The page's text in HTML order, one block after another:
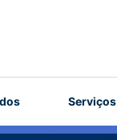
Serviços